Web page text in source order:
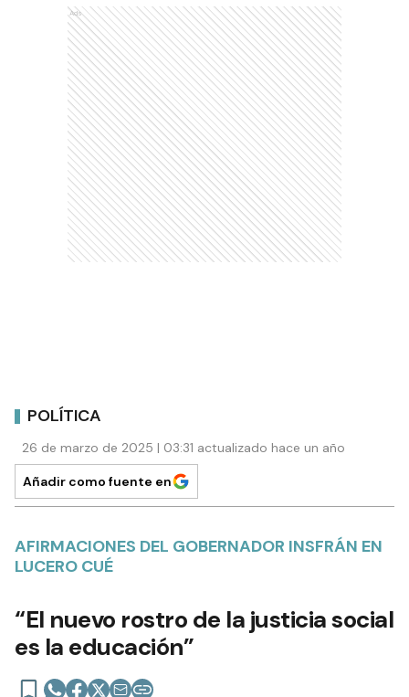
Ads
POLÍTICA
26 de marzo de 2025 | 03:31 actualizado hace un año
Añadir como fuente en
AFIRMACIONES DEL GOBERNADOR INSFRÁN EN
LUCERO CUÉ
“El nuevo rostro de la justicia social
es la educación”